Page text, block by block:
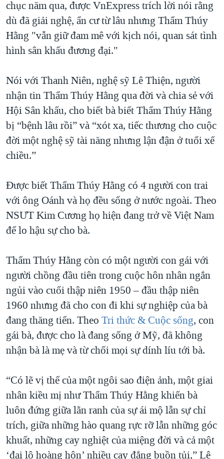
chục năm qua, được VnExpress trích lời nói rằng
dù đã giải nghệ, ẩn cư từ lâu nhưng Thẩm Thúy
Hằng "vẫn giữ đam mê với kịch nói, quan sát tình
hình sân khấu đương đại."
Nói với Thanh Niên, nghệ sỹ Lê Thiện, người
nhận tin Thẩm Thúy Hằng qua đời và chia sẻ với
Hội Sân khấu, cho biết bà biết Thẩm Thúy Hằng
bị “bệnh lâu rồi” và “xót xa, tiếc thương cho cuộc
đời một nghệ sỹ tài năng nhưng lận đận ở tuổi xế
chiều.”
Được biết Thẩm Thúy Hằng có 4 người con trai
với ông Oánh và họ đều sống ở nước ngoài. Theo
NSƯT Kim Cương họ hiện đang trở về Việt Nam
để lo hậu sự cho bà.
Thẩm Thúy Hằng còn có một người con gái với
người chồng đầu tiên trong cuộc hôn nhân ngắn
ngủi vào cuối thập niên 1950 – đầu thập niên
1960 nhưng đã cho con đi khi sự nghiệp của bà
đang thăng tiến. Theo Tri thức & Cuộc sống, con
gái bà, được cho là đang sống ở Mỹ, đã không
nhận bà là mẹ và từ chối mọi sự dính líu tới bà.
“Có lẽ vị thế của một ngôi sao điện ảnh, một giai
nhân kiều mị như Thẩm Thúy Hằng khiến bà
luôn đứng giữa lằn ranh của sự ái mộ lẫn sự chỉ
trích, giữa những hào quang rực rỡ lẫn những góc
khuất, những cay nghiệt của miệng đời và cả một
‘đại lộ hoàng hôn’ nhiều cay đắng buồn tủi,” Lê